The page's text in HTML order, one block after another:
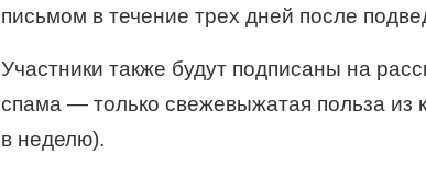
письмом в течение трех дней после
Участники также будут подписаны на
спама — только свежевыжатая польза из
в неделю).